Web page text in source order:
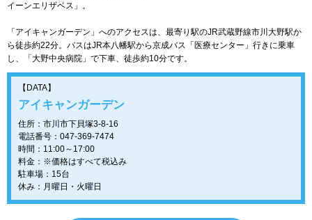
イーンエリザベス」。
「アイキャンガーデン」へのアクセスは、最寄り駅のJR武蔵野線市川大野駅か
ら徒歩約22分。バスはJR本八幡駅から京成バス「医療センター」行きに乗車
し、「大野中央病院」で下車、徒歩約10分です。
【DATA】
アイキャンガーデン
住所：市川市下貝塚3-8-16
電話番号：047-369-7474
時間：11:00～17:00
料金：※価格はすべて税込み
駐車場：15台
休み：月曜日・火曜日